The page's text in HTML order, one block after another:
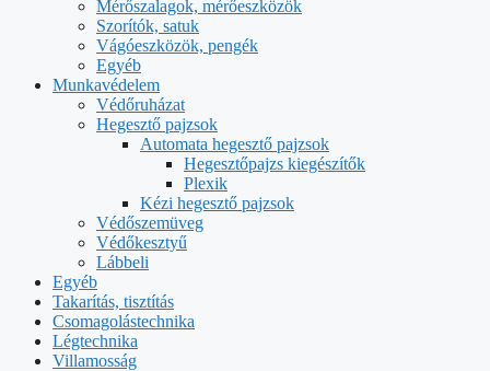
Mérőszalagok, mérőeszközök
Szorítók, satuk
Vágóeszközök, pengék
Egyéb
Munkavédelem
Védőruházat
Hegesztő pajzsok
Automata hegesztő pajzsok
Hegesztőpajzs kiegészítők
Plexik
Kézi hegesztő pajzsok
Védőszemüveg
Védőkesztyű
Lábbeli
Egyéb
Takarítás, tisztítás
Csomagolástechnika
Légtechnika
Villamosság